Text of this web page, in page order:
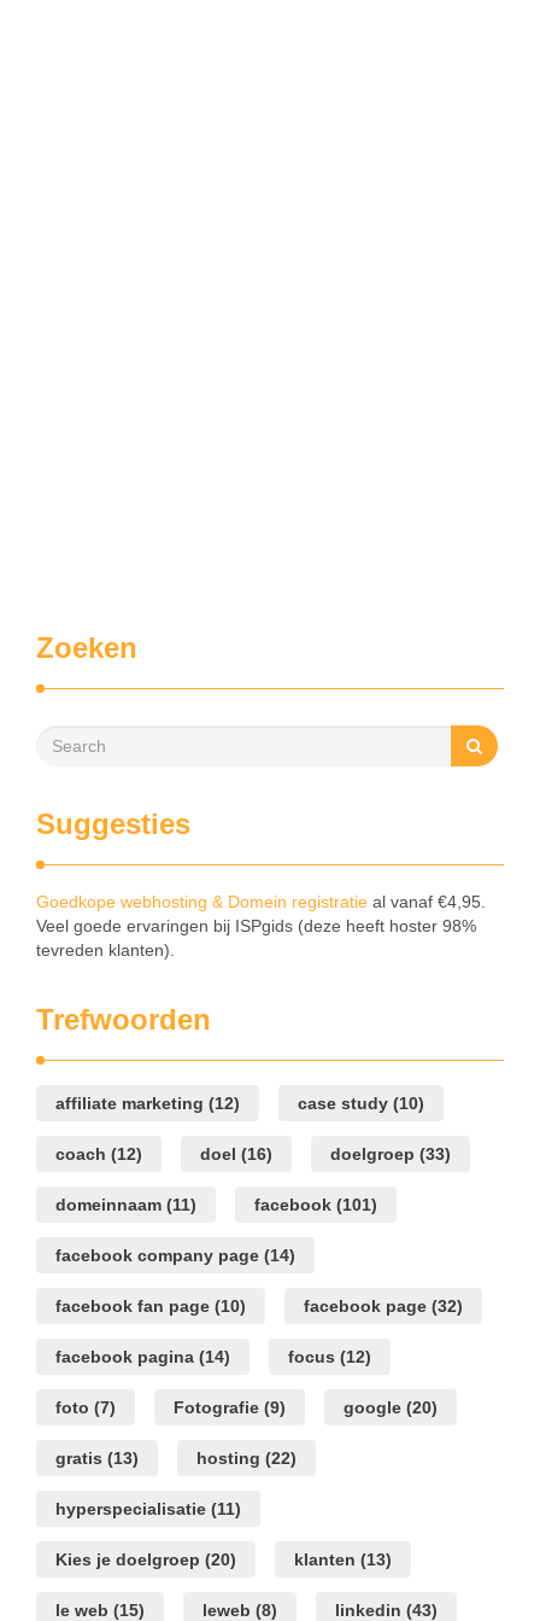
Zoeken
Suggesties
Goedkope webhosting & Domein registratie al vanaf €4,95.
Veel goede ervaringen bij ISPgids (deze heeft hoster 98%
tevreden klanten).
Trefwoorden
affiliate marketing (12) case study (10)
coach (12) doel (16) doelgroep (33)
domeinnaam (11) facebook (101)
facebook company page (14)
facebook fan page (10) facebook page (32)
facebook pagina (14) focus (12)
foto (7) Fotografie (9) google (20)
gratis (13) hosting (22)
hyperspecialisatie (11)
Kies je doelgroep (20) klanten (13)
le web (15) leweb (8) linkedin (43)